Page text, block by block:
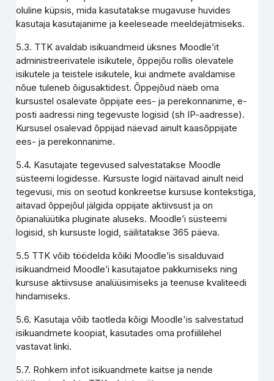
oluline küpsis, mida kasutatakse mugavuse huvides
kasutaja kasutajanime ja keeleseade meeldejätmiseks.
5.3. TTK avaldab isikuandmeid üksnes Moodle’it
administreerivatele isikutele, õppejõu rollis olevatele
isikutele ja teistele isikutele, kui andmete avaldamise
nõue tuleneb õigusaktidest. Õppejõud näeb oma
kursustel osalevate õppijate ees- ja perekonnanime, e-
posti aadressi ning tegevuste logisid (sh IP-aadresse).
Kursusel osalevad õppijad näevad ainult kaasõppijate
ees- ja perekonnanime.
5.4. Kasutajate tegevused salvestatakse Moodle
süsteemi logidesse. Kursuste logid näitavad ainult neid
tegevusi, mis on seotud konkreetse kursuse kontekstiga,
aitavad õppejõul jälgida oppijate aktiivsust ja on
õpianalüütika pluginate aluseks. Moodle’i süsteemi
logisid, sh kursuste logid, säilitatakse 365 päeva.
5.5 TTK võib töödelda kõiki Moodle’is sisalduvaid
isikuandmeid Moodle’i kasutajatoe pakkumiseks ning
kursuse aktiivsuse analüüsimiseks ja teenuse kvaliteedi
hindamiseks.
5.6. Kasutaja võib taotleda kõigi Moodle'is salvestatud
isikuandmete koopiat, kasutades oma profiililehel
vastavat linki.
5.7. Rohkem infot isikuandmete kaitse ja nende